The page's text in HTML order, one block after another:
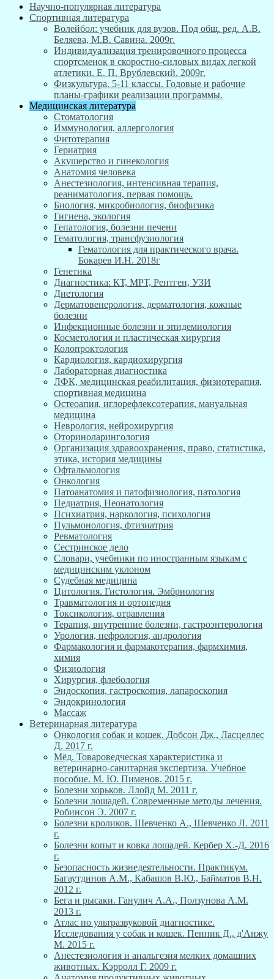
Научно-популярная литература
Спортивная литература
Волейбол: учебник для вузов. Под общ. ред. А.В.
Беляева, М.В. Савина. 2009г.
Индивидуализация тренировочного процесса
спортсменок в скоростно-силовых видах легкой
атлетики. Е. П. Врублевский. 2009г.
Физкультура. 5-11 классы. Годовые и рабочие
планы-графики реализации программы.
Медицинская литература
Стоматология
Иммунология, аллергология
Фитотерапия
Гериатрия
Акушерство и гинекология
Анатомия человека
Анестезиология, интенсивная терапия,
реаниматология, первая помощь.
Биология, микробиология, биофизика
Гигиена, экология
Гепатология, болезни печени
Гематология, трансфузиология
Гематология для практического врача.
Бокарев И.Н. 2018г
Генетика
Диагностика: КТ, МРТ, Рентген, УЗИ
Диетология
Дерматовенерология, дерматология, кожные
болезни
Инфекционные болезни и эпидемиология
Косметология и пластическая хирургия
Колопроктология
Кардиология, кардиохирургия
Лабораторная диагностика
ЛФК, медицинская реабилитация, физиотерапия,
спортивная медицина
Остеоапия, иглорефлексотерапия, мануальная
медицина
Неврология, нейрохирургия
Оториноларингология
Организация здравоохранения, право, статистика,
этика, история медицины
Офтальмология
Онкология
Патоанатомия и патофизиология, патология
Педиатрия, Неонатология
Психиатрия, наркология, психология
Пульмонология, фтизиатрия
Ревматология
Сестринское дело
Словари, учебники по иностранным языкам с
медицинским уклоном
Судебная медицина
Цитология. Гистология. Эмбриология
Травматология и ортопедия
Токсикология, отравления
Терапия, внутренние болезни, гастроэнтерология
Урология, нефрология, андрология
Фармакология и фармакотерапия, фармхимия,
химия
Физиология
Хирургия, флебология
Эндоскопия, гастроскопия, лапароскопия
Эндокринология
Массаж
Ветеринарная литература
Онкология собак и кошек. Добсон Дж., Ласцеллес
Д. 2017 г.
Мёд. Товароведческая характеристика и
ветеринарно-санитарная экспертиза. Учебное
пособие. М. Ю. Пименов. 2015 г.
Болезни хорьков. Ллойд М. 2011 г.
Болезни лошадей. Современные методы лечения.
Робинсон Э. 2007 г.
Болезни кроликов. Шевченко А., Шевченко Л. 2011
г.
Болезни копыт и ковка лошадей. Кербер Х.-Д. 2016
г.
Безопасность жизнедеятельности. Практикум.
Багаутдинов А.М., Кабашов В.Ю., Байматов В.Н.
2012 г.
Бега и рысаки. Ганулич А.А., Ползунова А.М.
2013 г.
Атлас по ультразвуковой диагностике.
Исследования у собак и кошек. Пенник Д., д'Анжу
М. 2015 г.
Анестезиология и анальгезия мелких домашних
животных. Кэрролл Г. 2009 г.